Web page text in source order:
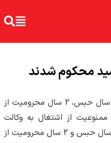
محکوم شدند
قاضی صلواتی هدی عمید را به 8 سال حبس، 2 سال محرومیت از
اجتماعی و 2 سال ممنوعیت از اشتغال به وکالت
دادگستری و نجمه واحدی را به 7 سال حبس و 2 سال محرومیت از